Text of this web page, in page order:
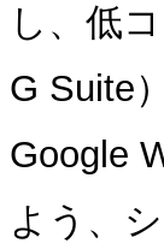
し、低
G Suite
Google
よう、